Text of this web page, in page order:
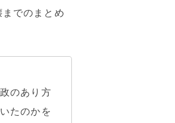
でのまとめ
のあり方
たのかを